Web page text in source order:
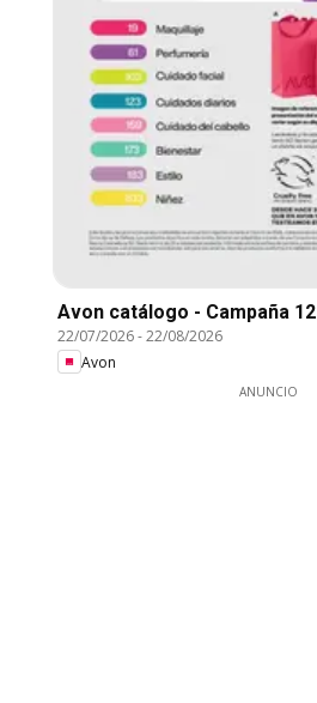
Avon catálogo - Campaña 12
22/07/2026-22/08/2026
Avon
ANUNCIO